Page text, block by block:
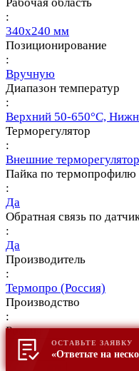
:
340х240 мм
Позиционирование
:
Вручную
Диапазон температур
:
Верхний 50-650°С,
Терморегулятор
:
Внешние
Пайка по термопрофилю
:
Да
Обратная связь по
:
Да
Производитель
:
Термопро (Россия)
Производство
:
Россия
ОСТАВЬТЕ ЗАЯВКУ
«Ответьте на